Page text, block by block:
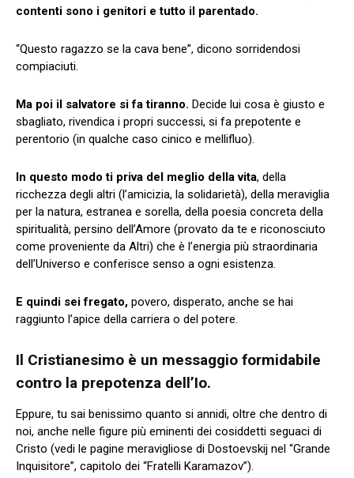
contenti sono i genitori e tutto il parentado.
“Questo ragazzo se la cava bene”, dicono sorridendosi
compiaciuti.
Ma poi il salvatore si fa tiranno. Decide lui cosa è giusto e
sbagliato, rivendica i propri successi, si fa prepotente e
perentorio (in qualche caso cinico e mellifluo).
In questo modo ti priva del meglio della vita, della
ricchezza degli altri (l’amicizia, la solidarietà), della meraviglia
per la natura, estranea e sorella, della poesia concreta della
spiritualità, persino dell’Amore (provato da te e riconosciuto
come proveniente da Altri) che è l’energia più straordinaria
dell’Universo e conferisce senso a ogni esistenza.
E quindi sei fregato, povero, disperato, anche se hai
raggiunto l’apice della carriera o del potere.
Il Cristianesimo è un messaggio formidabile
contro la prepotenza dell’Io.
Eppure, tu sai benissimo quanto si annidi, oltre che dentro di
noi, anche nelle figure più eminenti dei cosiddetti seguaci di
Cristo (vedi le pagine meravigliose di Dostoevskij nel “Grande
Inquisitore”, capitolo dei “Fratelli Karamazov”).